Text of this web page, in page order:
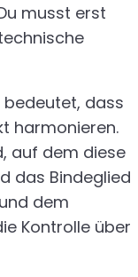
musst erst
bedeutet, dass
harmonieren.
auf dem diese
das Bindeglied
dem
Kontrolle über